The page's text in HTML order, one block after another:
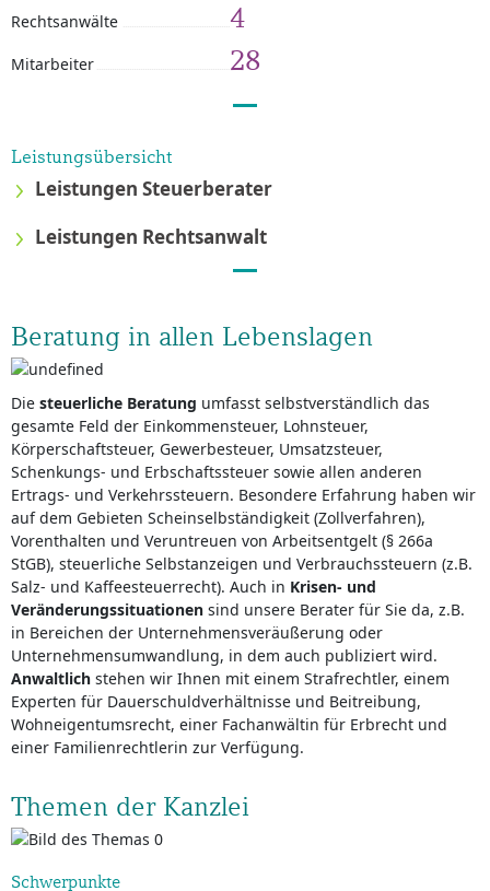
Rechtsanwälte 4
Mitarbeiter 28
Leistungsübersicht
Leistungen Steuerberater
Leistungen Rechtsanwalt
Beratung in allen Lebenslagen
Die steuerliche Beratung umfasst selbstverständlich das
gesamte Feld der Einkommensteuer, Lohnsteuer,
Körperschaftsteuer, Gewerbesteuer, Umsatzsteuer,
Schenkungs- und Erbschaftssteuer sowie allen anderen
Ertrags- und Verkehrssteuern. Besondere Erfahrung haben wir
auf dem Gebieten Scheinselbständigkeit (Zollverfahren),
Vorenthalten und Veruntreuen von Arbeitsentgelt (§ 266a
StGB), steuerliche Selbstanzeigen und Verbrauchssteuern (z.B.
Salz- und Kaffeesteuerrecht). Auch in Krisen- und
Veränderungssituationen sind unsere Berater für Sie da, z.B.
in Bereichen der Unternehmensveräußerung oder
Unternehmensumwandlung, in dem auch publiziert wird.
Anwaltlich stehen wir Ihnen mit einem Strafrechtler, einem
Experten für Dauerschuldverhältnisse und Beitreibung,
Wohneigentumsrecht, einer Fachanwältin für Erbrecht und
einer Familienrechtlerin zur Verfügung.
Themen der Kanzlei
Schwerpunkte